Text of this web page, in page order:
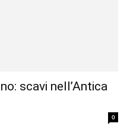
scavi nell’Antica
0